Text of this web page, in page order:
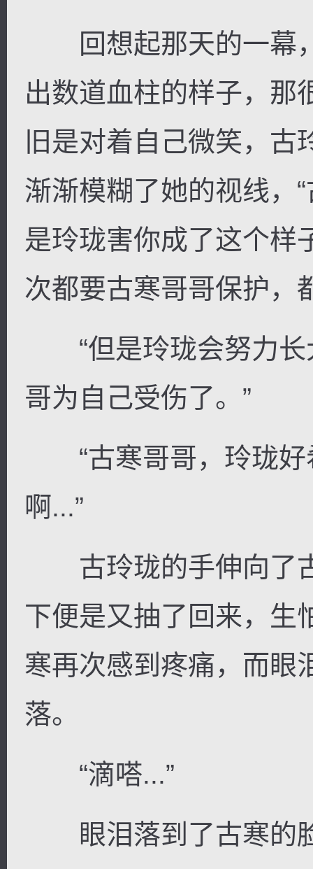
回想起那天的一幕
出数道血柱的样子，那
旧是对着自己微笑，
渐渐模糊了她的视线，
是玲珑害你成了这个样
次都要古寒哥哥保护，
“但是玲珑会努力长
哥为自己受伤了。”
“古寒哥哥，玲珑好
啊...”
古玲珑的手伸向了
下便是又抽了回来，生
寒再次感到疼痛，而眼
落。
“滴嗒...”
眼泪落到了古寒的